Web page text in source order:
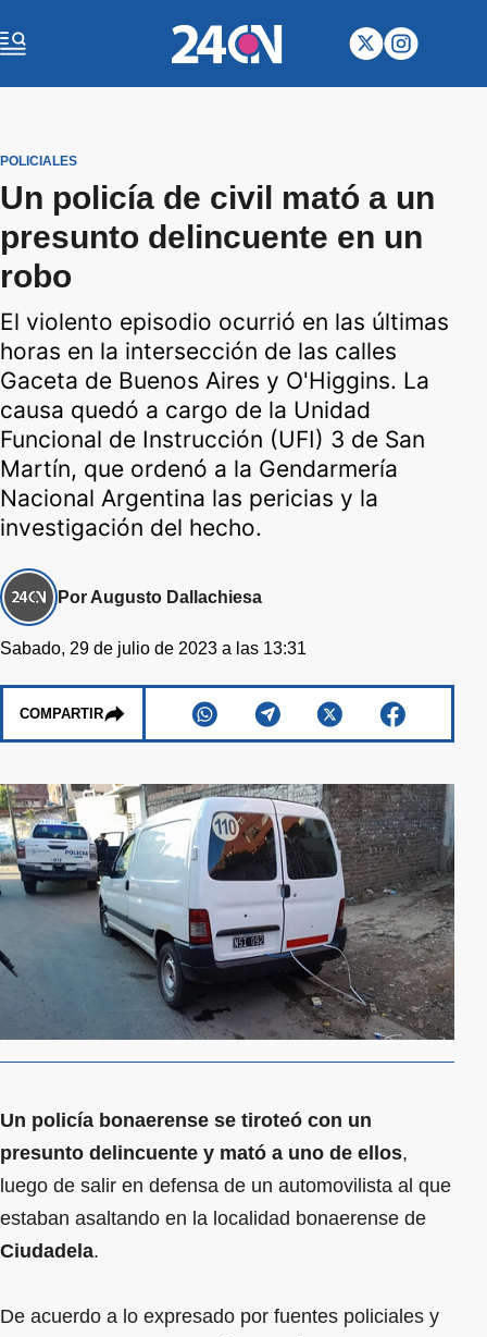
POLICIALES
Un policía de civil mató a un
presunto delincuente en un
robo
El violento episodio ocurrió en las últimas
horas en la intersección de las calles
Gaceta de Buenos Aires y O'Higgins. La
causa quedó a cargo de la Unidad
Funcional de Instrucción (UFI) 3 de San
Martín, que ordenó a la Gendarmería
Nacional Argentina las pericias y la
investigación del hecho.
Por Augusto Dallachiesa
Sabado, 29 de julio de 2023 a las 13:31
COMPARTIR
Un policía bonaerense se tiroteó con un
presunto delincuente y mató a uno de ellos,
luego de salir en defensa de un automovilista al que
estaban asaltando en la localidad bonaerense de
Ciudadela.
De acuerdo a lo expresado por fuentes policiales y